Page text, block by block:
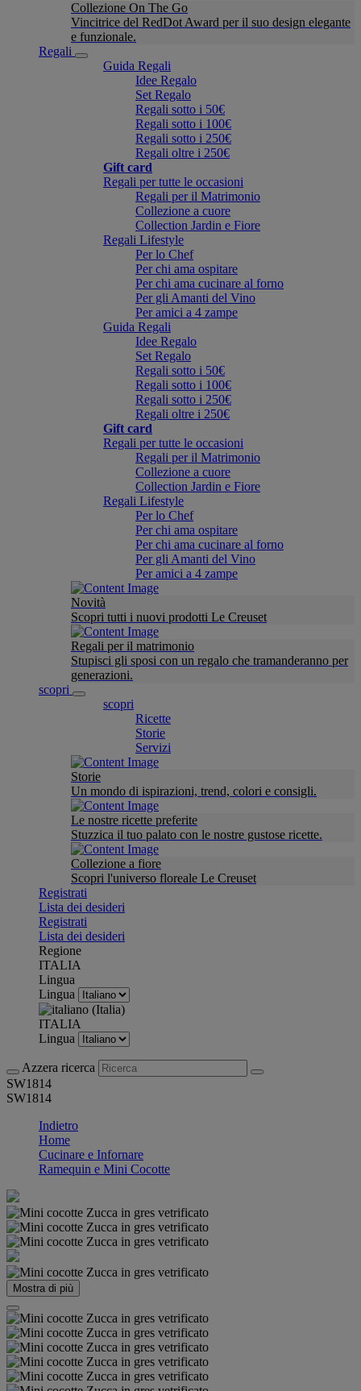
Collezione On The Go
Vincitrice del RedDot Award per il suo design elegante
e funzionale.
Regali
Guida Regali
Idee Regalo
Set Regalo
Regali sotto i 50€
Regali sotto i 100€
Regali sotto i 250€
Regali oltre i 250€
Gift card
Regali per tutte le occasioni
Regali per il Matrimonio
Collezione a cuore
Collection Jardin e Fiore
Regali Lifestyle
Per lo Chef
Per chi ama ospitare
Per chi ama cucinare al forno
Per gli Amanti del Vino
Per amici a 4 zampe
Guida Regali
Idee Regalo
Set Regalo
Regali sotto i 50€
Regali sotto i 100€
Regali sotto i 250€
Regali oltre i 250€
Gift card
Regali per tutte le occasioni
Regali per il Matrimonio
Collezione a cuore
Collection Jardin e Fiore
Regali Lifestyle
Per lo Chef
Per chi ama ospitare
Per chi ama cucinare al forno
Per gli Amanti del Vino
Per amici a 4 zampe
Novità
Scopri tutti i nuovi prodotti Le Creuset
Regali per il matrimonio
Stupisci gli sposi con un regalo che tramanderanno per
generazioni.
scopri
scopri
Ricette
Storie
Servizi
Storie
Un mondo di ispirazioni, trend, colori e consigli.
Le nostre ricette preferite
Stuzzica il tuo palato con le nostre gustose ricette.
Collezione a fiore
Scopri l'universo floreale Le Creuset
Registrati
Lista dei desideri
Registrati
Lista dei desideri
Regione
ITALIA
Lingua
Lingua
ITALIA
Lingua
Azzera ricerca
SW1814
SW1814
Indietro
Home
Cucinare e Infornare
Ramequin e Mini Cocotte
Mostra di più